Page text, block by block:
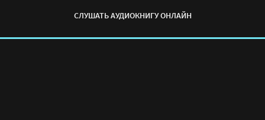
СЛУШАТЬ АУДИОКНИГУ ОНЛАЙН